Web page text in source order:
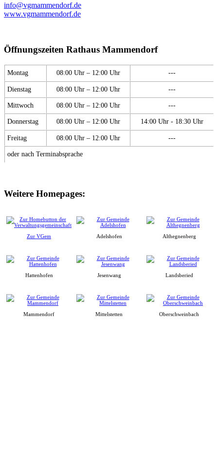
info@vgmammendorf.de
www.vgmammendorf.de
Öffnungszeiten Rathaus Mammendorf
Montag 08:00 Uhr – 12:00 Uhr ---
Dienstag 08:00 Uhr – 12:00 Uhr ---
Mittwoch 08:00 Uhr – 12:00 Uhr ---
Donnerstag 08:00 Uhr – 12:00 Uhr 14:00 Uhr - 18:30 Uhr
Freitag 08:00 Uhr – 12:00 Uhr ---
oder nach Terminabsprache
Weitere Homepages:
Zur VGem Adelshofen Althegnenberg
Hattenhofen Jesenwang Landsberied
Mammendorf Mittelstetten Oberschweinbach